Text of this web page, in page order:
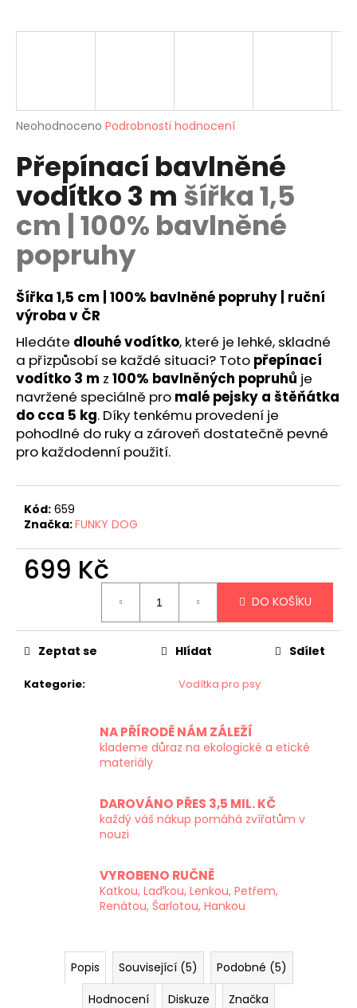
Průměrné
produktu
je
z
5
hvězdiček.
Neohodnoceno Podrobnosti hodnocení
Přepínací bavlněné
vodítko 3 m šířka 1,5
cm | 100% bavlněné
popruhy
Šířka 1,5 cm | 100% bavlněné popruhy | ruční
výroba v ČR
Hledáte dlouhé vodítko, které je lehké, skladné
a přizpůsobí se každé situaci? Toto přepínací
vodítko 3 m z 100% bavlněných popruhů je
navržené speciálně pro malé pejsky a štěňátka
do cca 5 kg. Díky tenkému provedení je
pohodlné do ruky a zároveň dostatečně pevné
pro každodenní použití.
Kód: 659
Značka:FUNKY DOG
699 Kč
DO KOŠÍKU
Kategorie: Vodítka pro psy
Zeptat se Hlídat Sdílet
NA PŘÍRODĚ NÁM ZÁLEŽÍ
klademe důraz na ekologické a etické
materiály
DAROVÁNO PŘES 3,5 MIL. KČ
každý váš nákup pomáhá zvířatům v
nouzi
VYROBENO RUČNĚ
Katkou, Laďkou, Lenkou, Petřem,
Renátou, Šarlotou, Hankou
Popis Související (5)
Podobné (5)
Hodnocení
Diskuze Značka
j
?
D
o
p
o
r
u
č
u
j
e
m
e